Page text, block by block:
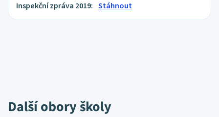
Inspekční zpráva 2019: Stáhnout
Další obory školy